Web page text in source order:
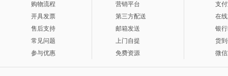
购物流程
开具发票
售后支持
常见问题
参与优惠
营销平台
第三方配送
邮箱发送
上门自提
免费资源
支
在
银
货
微